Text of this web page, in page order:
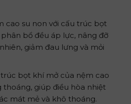
cao su non với cấu trúc bọt
bổ đều áp lực, nâng đỡ
giảm đau lưng và mỏi
bọt khí mở của nệm cao
thoáng, giúp điều hòa nhiệt
mát mẻ và khô thoáng.